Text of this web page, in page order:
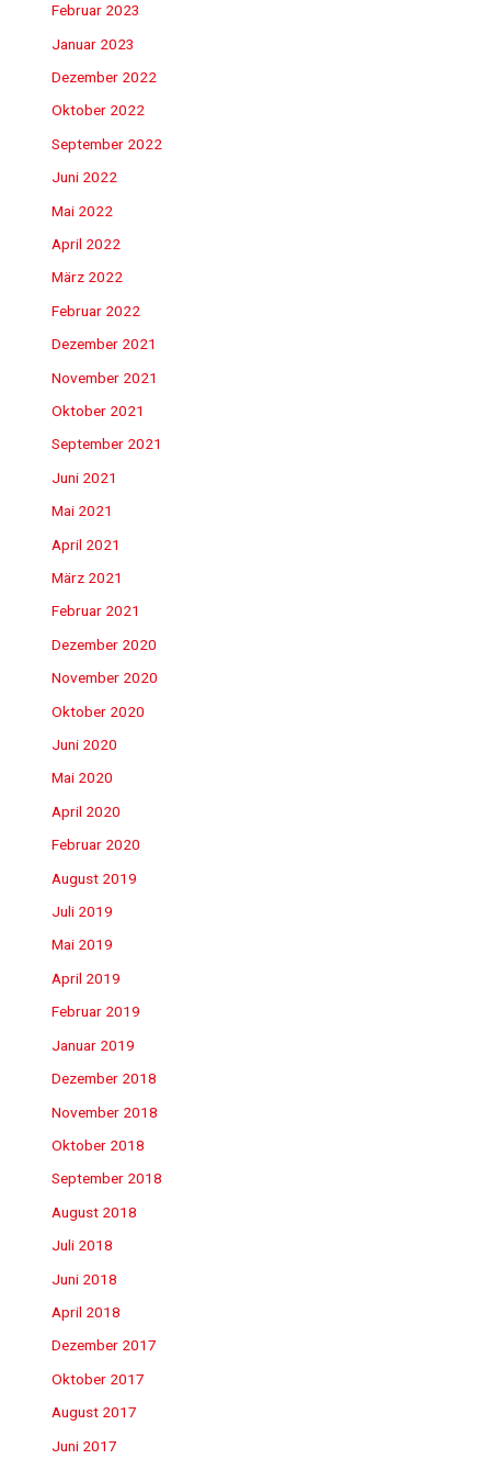
Februar 2023
Januar 2023
Dezember 2022
Oktober 2022
September 2022
Juni 2022
Mai 2022
April 2022
März 2022
Februar 2022
Dezember 2021
November 2021
Oktober 2021
September 2021
Juni 2021
Mai 2021
April 2021
März 2021
Februar 2021
Dezember 2020
November 2020
Oktober 2020
Juni 2020
Mai 2020
April 2020
Februar 2020
August 2019
Juli 2019
Mai 2019
April 2019
Februar 2019
Januar 2019
Dezember 2018
November 2018
Oktober 2018
September 2018
August 2018
Juli 2018
Juni 2018
April 2018
Dezember 2017
Oktober 2017
August 2017
Juni 2017